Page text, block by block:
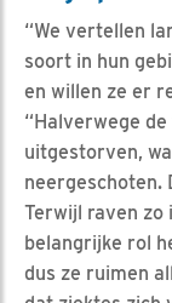
“We vertellen
soort in hun
en willen ze er
“Halverwege
uitgestorven,
neergeschoten.
Terwijl raven zo
belangrijke rol
dus ze ruimen